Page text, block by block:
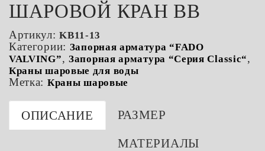
ШАРОВОЙ КРАН ВВ
Артикул:KB11-13
Категории: Запорная арматура “FADO
VALVING”,Запорная арматура “Серия Сlassic“,
Краны шаровые для воды
Метка: Краны шаровые
ОПИСАНИЕ
РАЗМЕР
МАТЕРИАЛЫ